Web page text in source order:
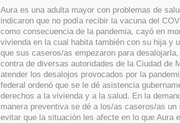
Aura es una adulta mayor con problemas de
indicaron que no podía recibir la vacuna del
como consecuencia de la pandemia, cayó en
vivienda en la cual habita también con su hija y
que sus caseros/as empezaron para
contra de diversas autoridades de la Ciudad de
atender los desalojos provocados por la
federal ordenó que se le dé asistencia
derechos a la vivienda y a la salud. En la
manera preventiva se dé a los/as caseros/as
evitar que la situación les afecte en lo que Aura